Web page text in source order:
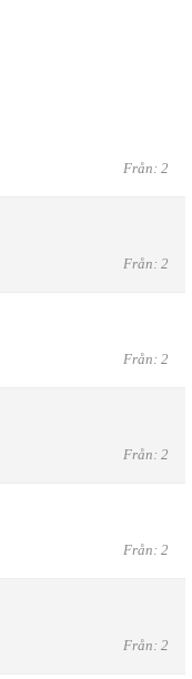
Från: 2
Från: 2
Från: 2
Från: 2
Från: 2
Från: 2